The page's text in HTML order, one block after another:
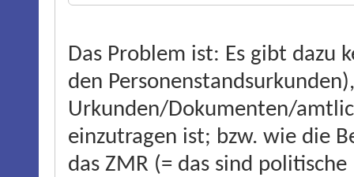
Das Problem ist: Es gibt dazu
den
Urkunden/Dokumenten/
einzutragen ist; bzw. wie die
das ZMR (= das sind